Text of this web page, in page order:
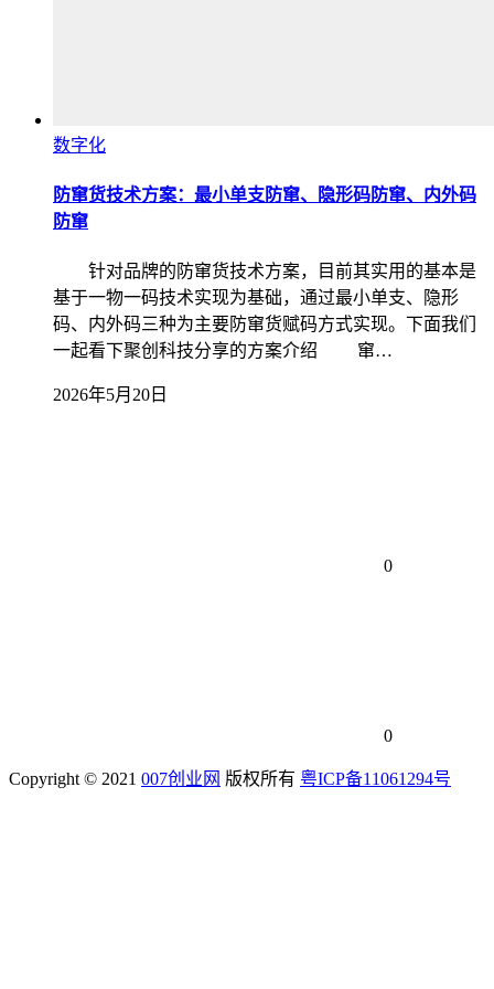
数字化
防窜货技术方案：最小单支防窜、隐形码防窜、内外码
防窜
针对品牌的防窜货技术方案，目前其实用的基本是
基于一物一码技术实现为基础，通过最小单支、隐形
码、内外码三种为主要防窜货赋码方式实现。下面我们
一起看下聚创科技分享的方案介绍 窜…
2026年5月20日
0
0
Copyright © 2021 007创业网 版权所有 粤ICP备11061294号